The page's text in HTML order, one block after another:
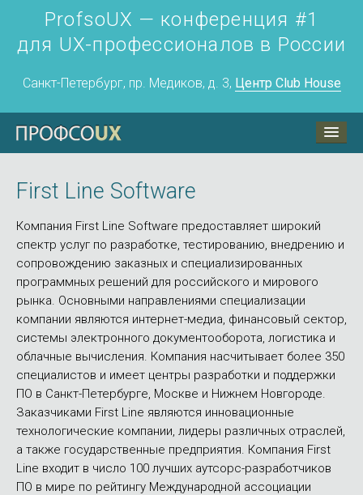
ProfsoUX — конференция #1
для UX-профессионалов в России
Санкт-Петербург, пр. Медиков, д. 3, Центр Club House
Воркшоп 24 апреля
Докладчикам
Партнёры
Контакты
First Line Software
Компания First Line Software предоставляет широкий
спектр услуг по разработке, тестированию, внедрению и
сопровождению заказных и специализированных
программных решений для российского и мирового
рынка. Основными направлениями специализации
компании являются интернет-медиа, финансовый сектор,
системы электронного документооборота, логистика и
облачные вычисления. Компания насчитывает более 350
специалистов и имеет центры разработки и поддержки
ПО в Санкт-Петербурге, Москве и Нижнем Новгороде.
Заказчиками First Line являются инновационные
технологические компании, лидеры различных отраслей,
а также государственные предприятия. Компания First
Line входит в число 100 лучших аутсорс-разработчиков
ПО в мире по рейтингу Международной ассоциации